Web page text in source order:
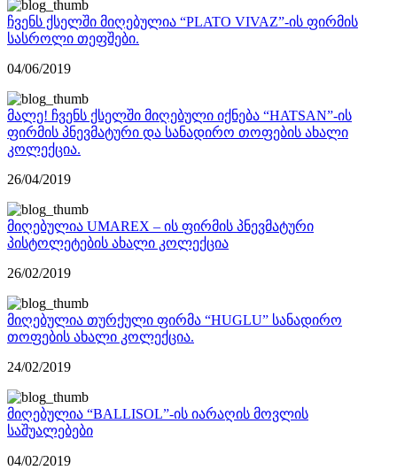
ჩვენს ქსელში მიღებულია “PLATO VIVAZ”-ის ფირმის
სასროლი თეფშები.
04/06/2019
მალე! ჩვენს ქსელში მიღებული იქნება “HATSAN”-ის
ფირმის პნევმატური და სანადირო თოფების ახალი
კოლექცია.
26/04/2019
მიღებულია UMAREX – ის ფირმის პნევმატური
პისტოლეტების ახალი კოლექცია
26/02/2019
მიღებულია თურქული ფირმა “HUGLU” სანადირო
თოფების ახალი კოლექცია.
24/02/2019
მიღებულია “BALLISOL”-ის იარაღის მოვლის
საშუალებები
04/02/2019